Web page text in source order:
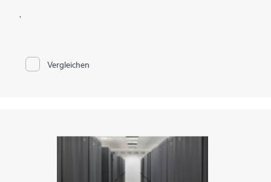
.
Vergleichen